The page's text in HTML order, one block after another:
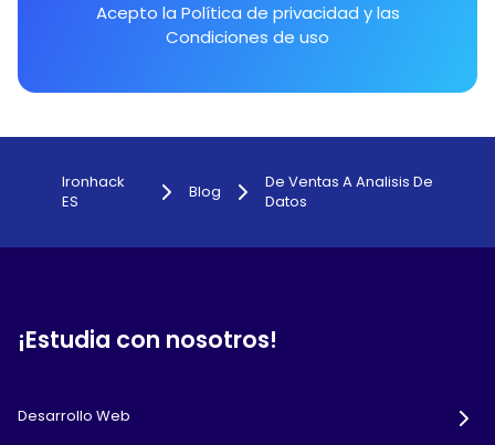
Acepto la Política de privacidad y las
Condiciones de uso
Ironhack
ES
Blog
De Ventas A Analisis De
Datos
¡Estudia con nosotros!
Desarrollo Web